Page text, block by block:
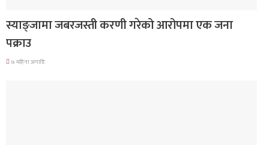
स्याङ्जामा जबरजस्ती करणी गरेको आरोपमा एक जना
पक्राउ
७ महिना अगाडि